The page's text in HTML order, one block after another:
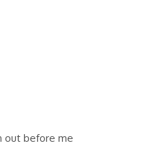
out before me